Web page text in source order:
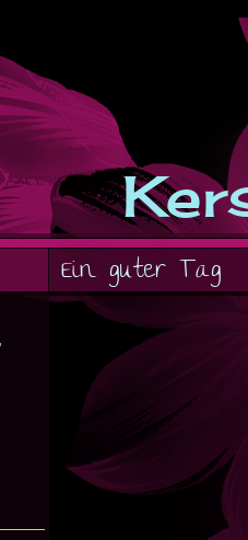
Ein guter Tag